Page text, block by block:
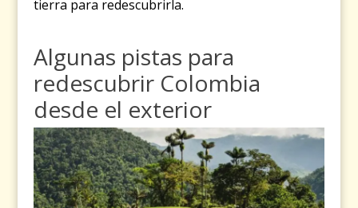
tierra para redescubrirla.
Algunas pistas para
redescubrir Colombia
desde el exterior